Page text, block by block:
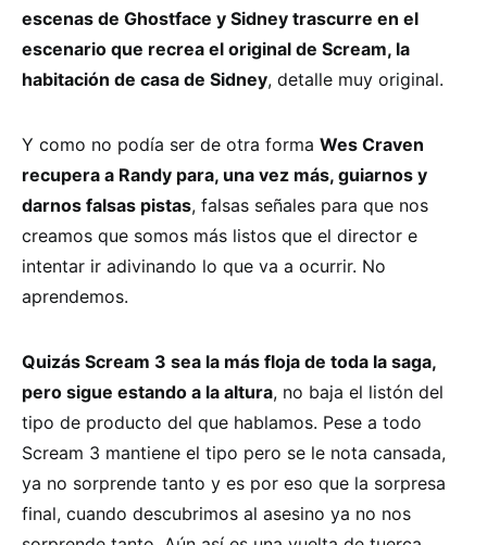
escenas de Ghostface y Sidney trascurre en el
escenario que recrea el original de Scream, la
habitación de casa de Sidney, detalle muy original.
Y como no podía ser de otra forma Wes Craven
recupera a Randy para, una vez más, guiarnos y
darnos falsas pistas, falsas señales para que nos
creamos que somos más listos que el director e
intentar ir adivinando lo que va a ocurrir. No
aprendemos.
Quizás Scream 3 sea la más floja de toda la saga,
pero sigue estando a la altura, no baja el listón del
tipo de producto del que hablamos. Pese a todo
Scream 3 mantiene el tipo pero se le nota cansada,
ya no sorprende tanto y es por eso que la sorpresa
final, cuando descubrimos al asesino ya no nos